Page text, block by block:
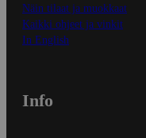
Näin tilaat ja muokkaat
Kaikki ohjeet ja vinkit
In English
Info